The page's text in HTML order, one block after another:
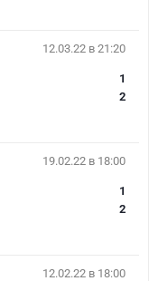
12.03.22 в 21:20
1
2
19.02.22 в 18:00
1
2
12.02.22 в 18:00